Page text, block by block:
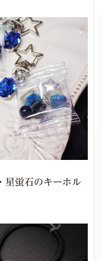
星蛍石のキーホル